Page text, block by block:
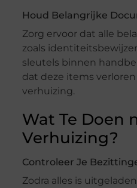
Houd Belangrijke
Zorg ervoor dat alle
zoals
sleutels binnen
dat deze items
verhuizing.
Wat Te Doen
Verhuizing?
Controleer Je
Zodra alles is